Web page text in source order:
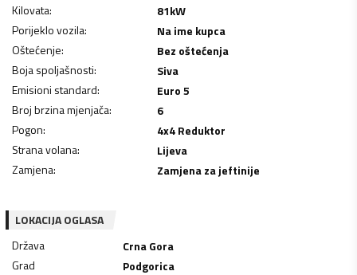
Kilovata: 81kW
Porijeklo vozila:
Na ime kupca
Oštećenje:
Bez oštećenja
Boja spoljašnosti:
Siva
Emisioni standard:
Euro 5
Broj brzina mjenjača:
6
Pogon:
4x4 Reduktor
Strana volana:
Lijeva
Zamjena: Zamjena za jeftinije
LOKACIJA OGLASA
Država
Crna Gora
Grad
Podgorica